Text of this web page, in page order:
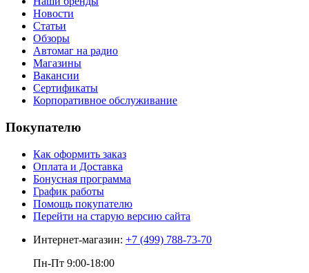
Новости
Статьи
Обзоры
Автомаг на радио
Магазины
Вакансии
Сертификаты
Корпоративное обслуживание
Покупателю
Как оформить заказ
Оплата и Доставка
Бонусная программа
График работы
Помощь покупателю
Перейти на старую версию сайта
Интернет-магазин: +7 (499) 788-73-70
Пн-Пт 9:00-18:00